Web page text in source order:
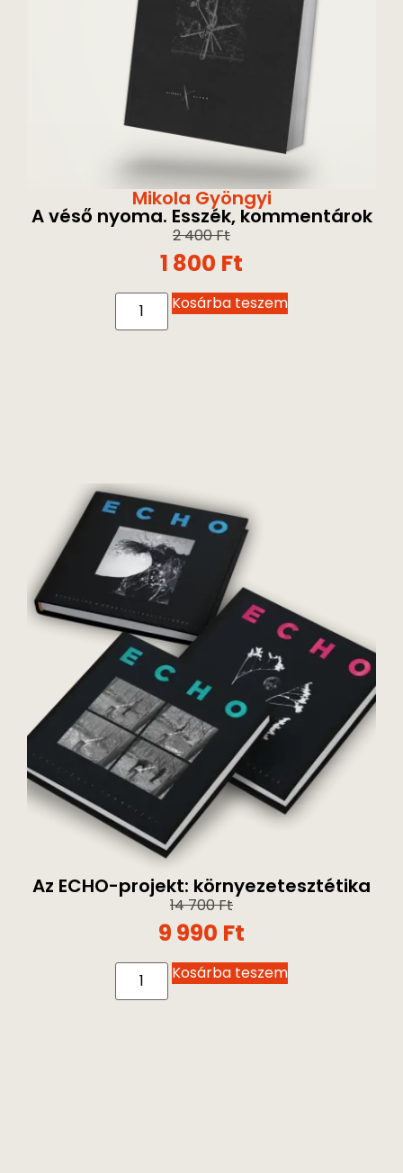
Mikola Gyöngyi
A véső nyoma. Esszék, kommentárok
2 400 Ft
1 800 Ft
Kosárba teszem
Az ECHO-projekt: környezetesztétika
14 700 Ft
9 990Ft